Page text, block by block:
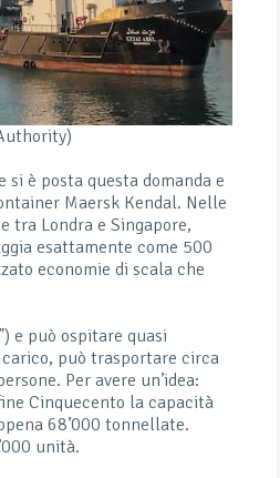
è posta questa domanda e
Maersk Kendal. Nelle
tra Londra e Singapore,
esattamente come 500
economie di scala che
e può ospitare quasi
può trasportare circa
Per avere un’idea:
Cinquecento la capacità
68’000 tonnellate.
unità.